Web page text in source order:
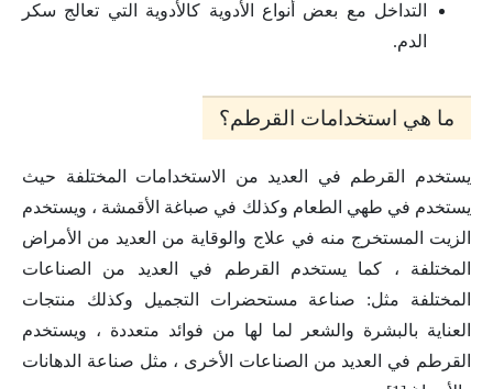
التداخل مع بعض أنواع الأدوية كالأدوية التي تعالج سكر
الدم.
ما هي استخدامات القرطم؟
يستخدم القرطم في العديد من الاستخدامات المختلفة حيث
يستخدم في طهي الطعام وكذلك في صباغة الأقمشة ، ويستخدم
الزيت المستخرج منه في علاج والوقاية من العديد من الأمراض
المختلفة ، كما يستخدم القرطم في العديد من الصناعات
المختلفة مثل: صناعة مستحضرات التجميل وكذلك منتجات
العناية بالبشرة والشعر لما لها من فوائد متعددة ، ويستخدم
القرطم في العديد من الصناعات الأخرى ، مثل صناعة الدهانات